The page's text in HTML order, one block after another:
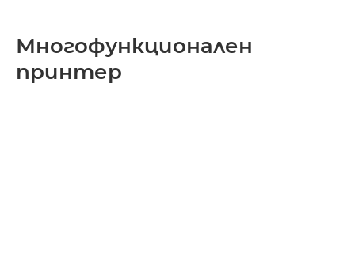
Многофункционален
принтер